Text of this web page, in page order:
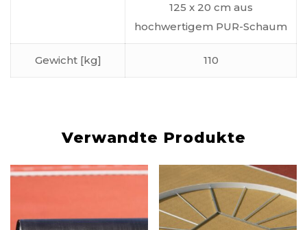
125 x 20 cm aus
hochwertigem PUR-Schaum
Gewicht [kg] 110
Verwandte Produkte